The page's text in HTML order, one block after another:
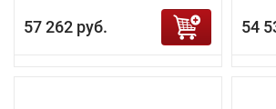
57 262 руб. 54